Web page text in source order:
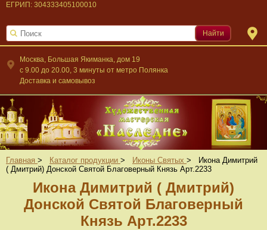
Москва, Большая Якиманка, дом 19
c 9.00 до 20.00, 3 минуты от метро Полянка
Доставка и самовывоз
ЕГРИП: 304333405100010
Найти
Главная > Каталог продукции > Иконы Святых >
Икона Димитрий
( Дмитрий) Донской Святой Благоверный Князь Арт.2233
Икона Димитрий ( Дмитрий)
Донской Святой Благоверный
Князь Арт.2233